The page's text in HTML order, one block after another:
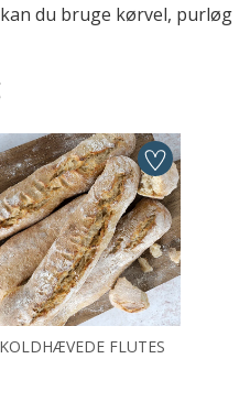
du bruge kørvel, purløg
KOLDHÆVEDE FLUTES